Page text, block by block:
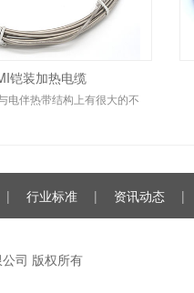
铠装加热电缆
电伴热带结构上有很大的不
| 行业标准 | 资讯动态 |
司 版权所有